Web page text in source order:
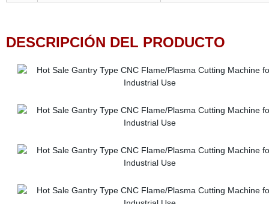
DESCRIPCIÓN DEL PRODUCTO